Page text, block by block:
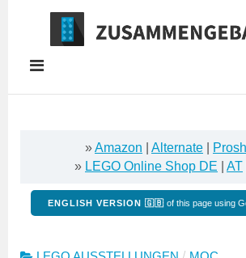
Springe
Inhalt
»Amazon Alternate
» LEGO Online Shop DE AT
ENGLISH VERSION 🇬🇧 of this page using
/